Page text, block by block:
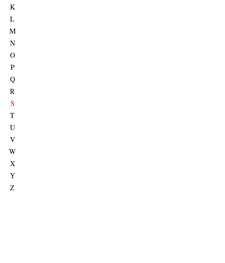
K
L
M
N
O
P
Q
R
S
T
U
V
W
X
Y
Z